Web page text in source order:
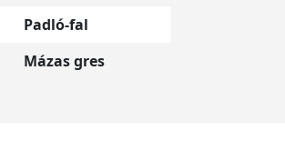
Padló-fal
Mázas gres